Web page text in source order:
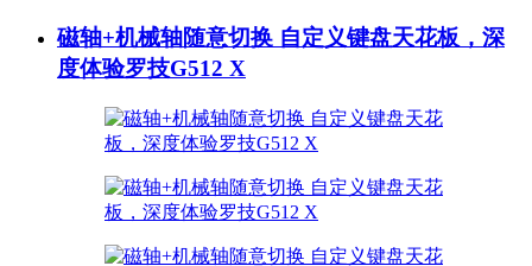
磁轴+机械轴随意切换 自定义键盘天花板，深
度体验罗技G512 X